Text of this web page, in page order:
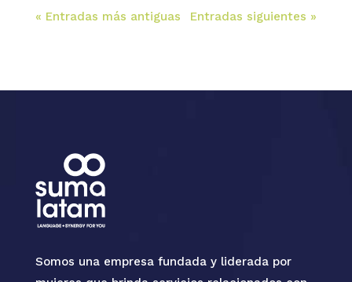
« Entradas más antiguas Entradas siguientes »
Somos una empresa fundada y liderada por